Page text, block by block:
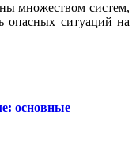
множеством систем,
опасных ситуаций на
основные